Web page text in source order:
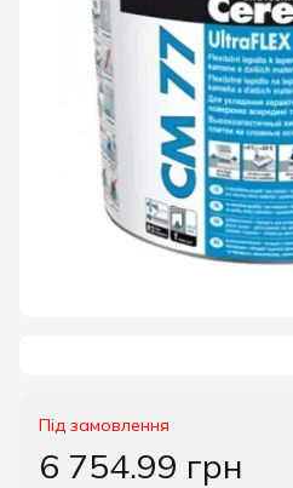
Під замовлення
6 754.99 грн